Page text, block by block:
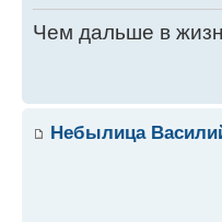
Чем дальше в
Небылица